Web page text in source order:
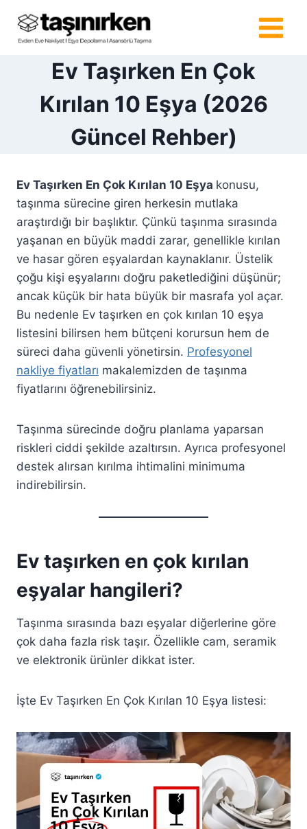
content
Ev Taşırken En Çok
Kırılan 10 Eşya (2026
Güncel Rehber)
Ev Taşırken En Çok Kırılan 10 Eşya konusu,
taşınma sürecine giren herkesin mutlaka
araştırdığı bir başlıktır. Çünkü taşınma sırasında
yaşanan en büyük maddi zarar, genellikle kırılan
ve hasar gören eşyalardan kaynaklanır. Üstelik
çoğu kişi eşyalarını doğru paketlediğini düşünür;
ancak küçük bir hata büyük bir masrafa yol açar.
Bu nedenle Ev taşırken en çok kırılan 10 eşya
listesini bilirsen hem bütçeni korursun hem de
süreci daha güvenli yönetirsin. Profesyonel
nakliye fiyatları makalemizden de taşınma
fiyatlarını öğrenebilirsiniz.
Taşınma sürecinde doğru planlama yaparsan
riskleri ciddi şekilde azaltırsın. Ayrıca profesyonel
destek alırsan kırılma ihtimalini minimuma
indirebilirsin.
Ev taşırken en çok kırılan
eşyalar hangileri?
Taşınma sırasında bazı eşyalar diğerlerine göre
çok daha fazla risk taşır. Özellikle cam, seramik
ve elektronik ürünler dikkat ister.
İşte Ev Taşırken En Çok Kırılan 10 Eşya listesi: